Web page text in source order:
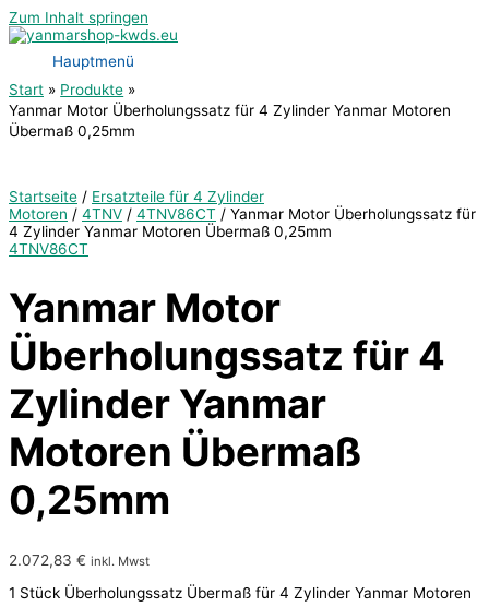
Zum Inhalt springen
Hauptmenü
Start
Produkte
Yanmar Motor Überholungssatz für 4 Zylinder Yanmar Motoren
Übermaß 0,25mm
Startseite / Ersatzteile für 4 Zylinder
Motoren / 4TNV / 4TNV86CT / Yanmar Motor Überholungssatz für
4 Zylinder Yanmar Motoren Übermaß 0,25mm
4TNV86CT
Yanmar Motor
Überholungssatz für 4
Zylinder Yanmar
Motoren Übermaß
0,25mm
2.072,83 € inkl. Mwst
1 Stück Überholungssatz Übermaß für 4 Zylinder Yanmar Motoren